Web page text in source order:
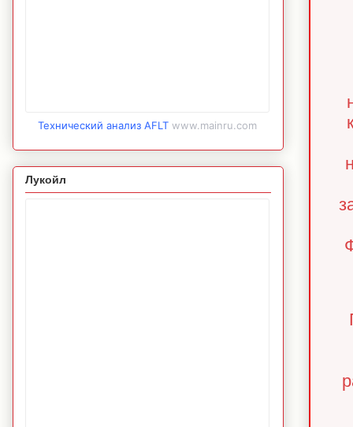
Технический анализ AFLT www.mainru.com
Лукойл